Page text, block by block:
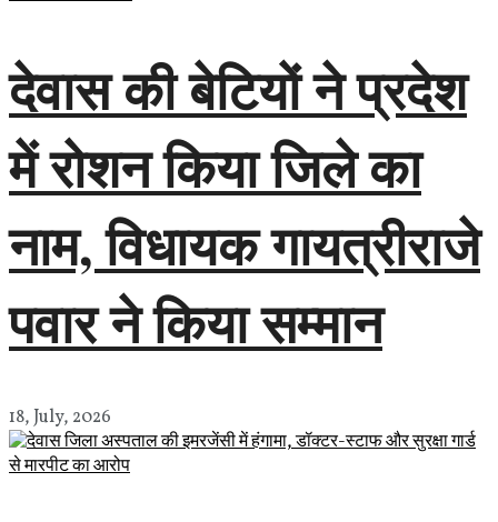
देवास की बेटियों ने प्रदेश
में रोशन किया जिले का
नाम, विधायक गायत्रीराजे
पवार ने किया सम्मान
18, July, 2026